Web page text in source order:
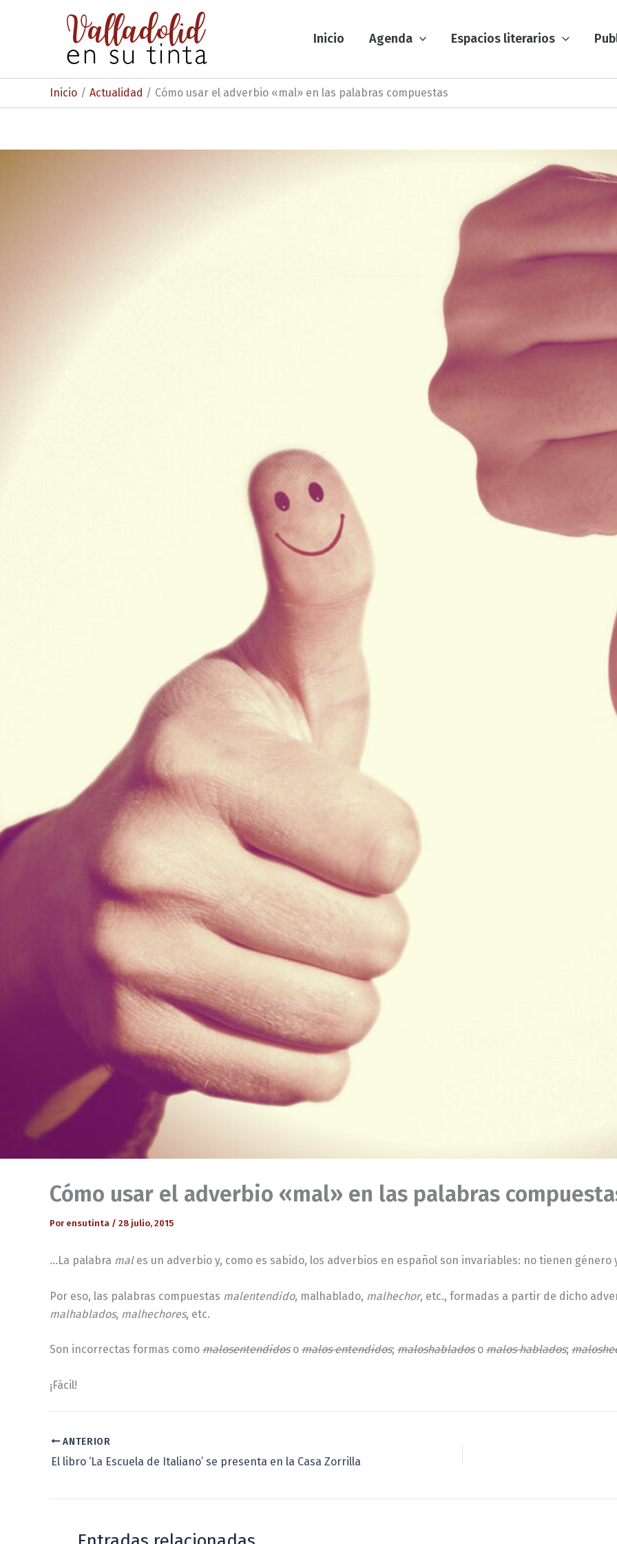
Inicio Agenda Espacios literarios
Inicio Actualidad Cómo usar el adverbio «mal» en las palabras compuestas
Cómo usar el adverbio «mal» en las palabras
Por ensutinta / 28 julio, 2015
…La palabra males un adverbio y, como es sabido, los adverbios en español son invariables: no tienen
Por eso, las palabras compuestas malentendido, malhablado, malhechor, etc., formadas a partir de dicho
malhablados, malhechores, etc.
Son incorrectas formas como malosentendidoso malos entendidos; maloshabladoso malos hablados;
¡Fácil!
ANTERIOR
El libro ‘La Escuela de Italiano’ se presenta en la Casa Zorrilla